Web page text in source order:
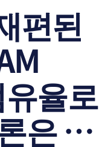
편된
율로
은 SK